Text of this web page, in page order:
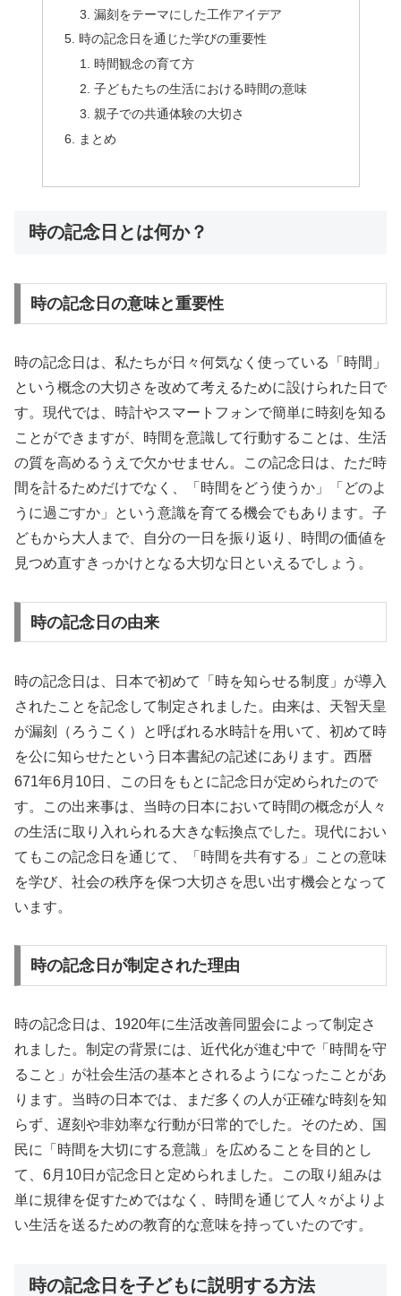
漏刻をテーマにした工作アイデア
時の記念日を通じた学びの重要性
時間観念の育て方
子どもたちの生活における時間の意味
親子での共通体験の大切さ
まとめ
時の記念日とは何か？
時の記念日の意味と重要性
時の記念日は、私たちが日々何気なく使っている「時間」
という概念の大切さを改めて考えるために設けられた日で
す。現代では、時計やスマートフォンで簡単に時刻を知る
ことができますが、時間を意識して行動することは、生活
の質を高めるうえで欠かせません。この記念日は、ただ時
間を計るためだけでなく、「時間をどう使うか」「どのよ
うに過ごすか」という意識を育てる機会でもあります。子
どもから大人まで、自分の一日を振り返り、時間の価値を
見つめ直すきっかけとなる大切な日といえるでしょう。
時の記念日の由来
時の記念日は、日本で初めて「時を知らせる制度」が導入
されたことを記念して制定されました。由来は、天智天皇
が漏刻（ろうこく）と呼ばれる水時計を用いて、初めて時
を公に知らせたという日本書紀の記述にあります。西暦
671年6月10日、この日をもとに記念日が定められたので
す。この出来事は、当時の日本において時間の概念が人々
の生活に取り入れられる大きな転換点でした。現代におい
てもこの記念日を通じて、「時間を共有する」ことの意味
を学び、社会の秩序を保つ大切さを思い出す機会となって
います。
時の記念日が制定された理由
時の記念日は、1920年に生活改善同盟会によって制定さ
れました。制定の背景には、近代化が進む中で「時間を守
ること」が社会生活の基本とされるようになったことがあ
ります。当時の日本では、まだ多くの人が正確な時刻を知
らず、遅刻や非効率な行動が日常的でした。そのため、国
民に「時間を大切にする意識」を広めることを目的とし
て、6月10日が記念日と定められました。この取り組みは
単に規律を促すためではなく、時間を通じて人々がよりよ
い生活を送るための教育的な意味を持っていたのです。
時の記念日を子どもに説明する方法